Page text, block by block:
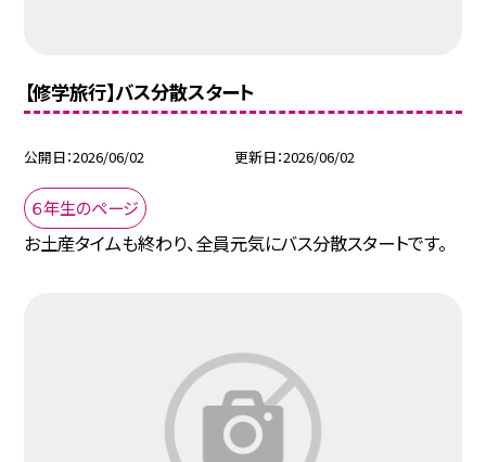
【修学旅行】バス分散スタート
公開日 2026/06/02 更新日 2026/06/02
６年生のページ
お土産タイムも終わり、全員元気にバス分散スタートです。